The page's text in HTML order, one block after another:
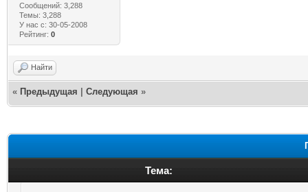
Сообщений: 3,288
Темы: 3,288
У нас с: 30-05-2008
Рейтинг: 0
Найти
« Предыдущая Следующая »
Тема: